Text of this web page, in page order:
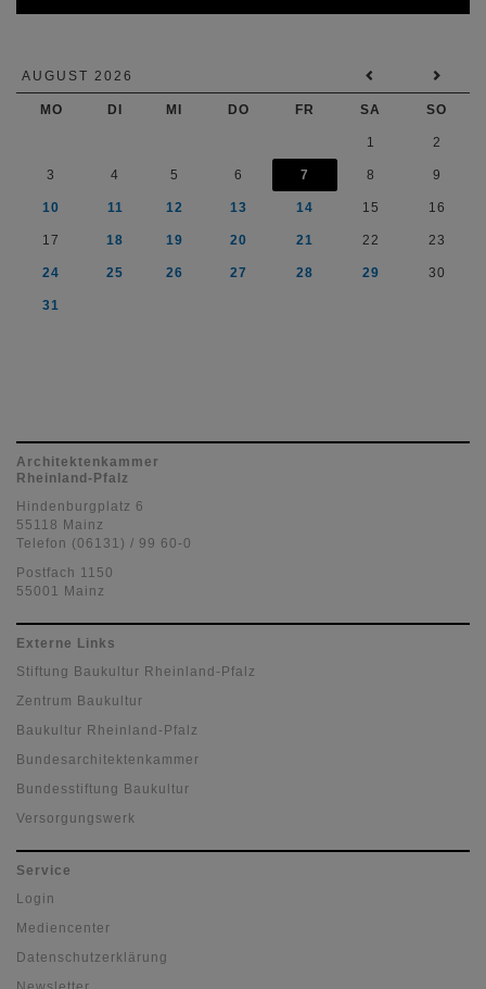
AUGUST 2026
MO DI MI DO FR SA SO
1 2
3 4 5 6 7 8 9
10 11 12 13 14 15 16
17 18 19 20 21 22 23
24 25 26 27 28 29 30
31
Architektenkammer
Rheinland-Pfalz
Hindenburgplatz 6
55118 Mainz
Telefon (06131) / 99 60-0
Postfach 1150
55001 Mainz
Externe Links
Stiftung Baukultur Rheinland-Pfalz
Zentrum Baukultur
Baukultur Rheinland-Pfalz
Bundesarchitektenkammer
Bundesstiftung Baukultur
Versorgungswerk
Service
Login
Mediencenter
Datenschutzerklärung